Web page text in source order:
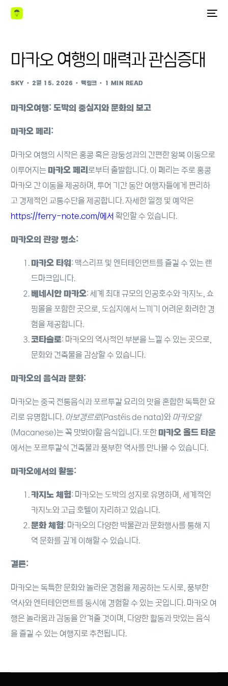
마카오 여행의 매력과 관심증대
SKY 2월 15, 2026 백링크 1 MIN READ
마카오여행: 도박의 중심지와 문화의 보고
마카오 페리:
마카오 여행의 시작은 홍콩 혹은 광둥성과의 간편한 왕복 이동으로
이루어지는 마카오 페리 로부터 출발합니다. 이 페리는 주로 홍콩
마카오 간 이동을 제공하며, 투어 기간 동안 여행자들에게 편리하
고 경제적인 교통수단을 제공합니다. 자세한 일정 및 예약은
https://ferry-note.com/에서 확인할 수 있습니다.
마카오의 관광 명소:
마카오 타워 : 맥스리프 및 엔터테인먼트를 즐길 수 있는 랜
드마크입니다.
베네시안 마카오: 세계 최대 규모의 인공호수와 카지노, 쇼
핑몰을 포함한 곳으로, 도심지에서 느끼기 어려운 화려한 경
험을 제공합니다.
코타슬로: 마카오의 역사적인 부분을 느낄 수 있는 곳으로,
문화와 건축물을 감상할 수 있습니다.
마카오의 음식과 문화:
마카오는 중국 전통음식과 포르투갈 요리의 맛을 혼합한 독특한 요
리로 유명합니다. 아보갱르로(Pastéis de nata)와 마카오알
(Macanese)는 꼭 맛봐야할 음식입니다. 또한 마카오 올드 타운
에서는 포르투갈식 건축물과 풍부한 역사를 만나볼 수 있습니다.
마카오에서의 활동:
카지노 체험: 마카오는 도박의 성지로 유명하며, 세계적인
카지노와 고급 호텔이 자리하고 있습니다.
문화 체험: 마카오의 다양한 박물관과 문화행사를 통해 지
역 문화를 깊게 이해할 수 있습니다.
결론:
마카오는 독특한 문화와 놀라운 경험을 제공하는 도시로, 풍부한
역사와 엔터테인먼트를 동시에 경험할 수 있는 곳입니다. 마카오 여
행은 놀라움과 감동을 안겨줄 것이며, 다양한 활동과 맛있는 음식
을 즐길 수 있는 여행지로 추천됩니다.